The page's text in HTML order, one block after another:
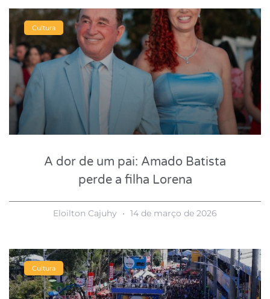
Cultura
A dor de um pai: Amado Batista
perde a filha Lorena
Eloilton Cajuhy 14 de março de 2026
Cultura